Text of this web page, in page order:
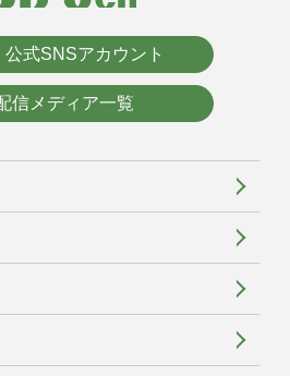
公式SNSアカウント
信メディア一覧